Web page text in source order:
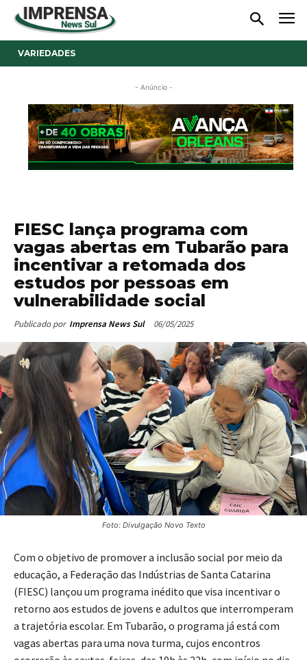
VARIEDADES
- Anúncio -
FIESC lança programa com
vagas abertas em Tubarão para
incentivar a retomada dos
estudos por pessoas em
vulnerabilidade social
Publicado por Imprensa News Sul 06/05/2025
Foto: Divulgação Novo Texto
Com o objetivo de promover a inclusão social por meio da
educação, a Federação das Indústrias de Santa Catarina
(FIESC) lançou um programa inédito que visa incentivar o
retorno aos estudos de jovens e adultos que interromperam
a trajetória escolar. Em Tubarão, o programa já está com
vagas abertas para uma nova turma, cujos encontros